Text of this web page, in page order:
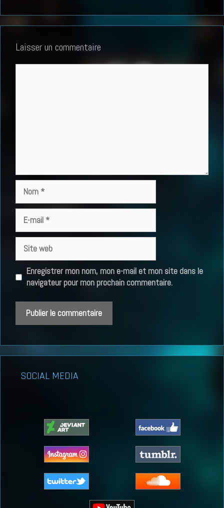
Laisser un commentaire
mail
web
Enregistrer mon nom, mon e-mail et mon site dans le
navigateur pour mon prochain commentaire.
SOCIAL MEDIA